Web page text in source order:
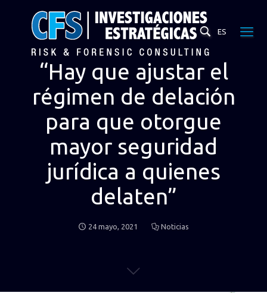
ES
“Hay que ajustar el
régimen de delación
para que otorgue
mayor seguridad
jurídica a quienes
delaten”
24 mayo, 2021 Noticias